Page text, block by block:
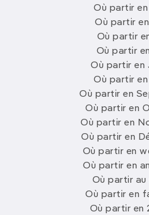
Où partir en
Où partir
Où partir
Où partir
Où partir en
Où partir
Où partir en
Où partir en
Où partir en
Où partir en
Où partir en
Où partir en
Où partir
Où partir en
Où partir en